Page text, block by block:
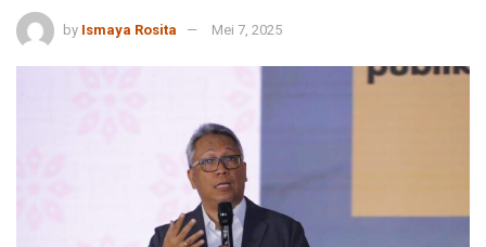
by Ismaya Rosita Mei 7, 2025